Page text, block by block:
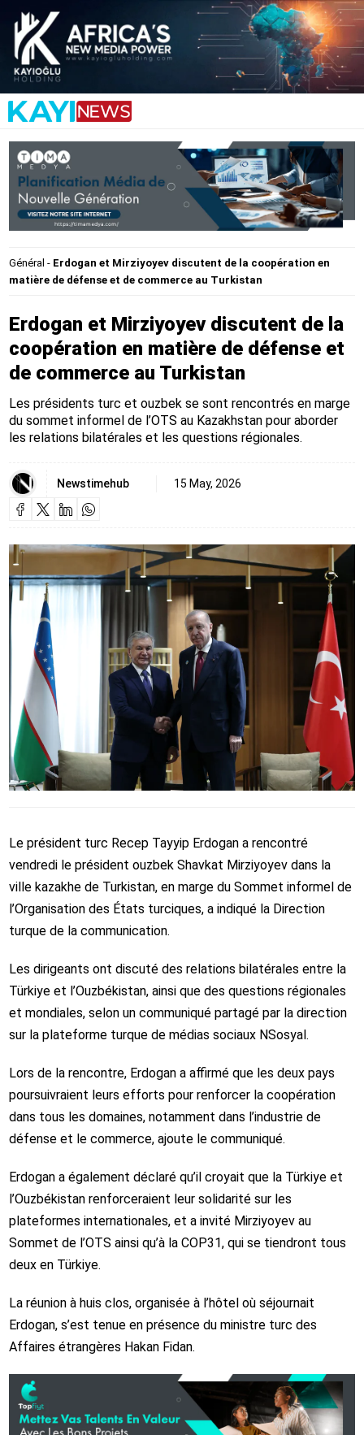
Général - Erdogan et Mirziyoyev discutent de la coopération en
matière de défense et de commerce au Turkistan
Erdogan et Mirziyoyev discutent de la
coopération en matière de défense et
de commerce au Turkistan
Les présidents turc et ouzbek se sont rencontrés en marge
du sommet informel de l’OTS au Kazakhstan pour aborder
les relations bilatérales et les questions régionales.
Newstimehub 15 May, 2026
Le président turc Recep Tayyip Erdogan a rencontré
vendredi le président ouzbek Shavkat Mirziyoyev dans la
ville kazakhe de Turkistan, en marge du Sommet informel de
l’Organisation des États turciques, a indiqué la Direction
turque de la communication.
Les dirigeants ont discuté des relations bilatérales entre la
Türkiye et l’Ouzbékistan, ainsi que des questions régionales
et mondiales, selon un communiqué partagé par la direction
sur la plateforme turque de médias sociaux NSosyal.
Lors de la rencontre, Erdogan a affirmé que les deux pays
poursuivraient leurs efforts pour renforcer la coopération
dans tous les domaines, notamment dans l’industrie de
défense et le commerce, ajoute le communiqué.
Erdogan a également déclaré qu’il croyait que la Türkiye et
l’Ouzbékistan renforceraient leur solidarité sur les
plateformes internationales, et a invité Mirziyoyev au
Sommet de l’OTS ainsi qu’à la COP31, qui se tiendront tous
deux en Türkiye.
La réunion à huis clos, organisée à l’hôtel où séjournait
Erdogan, s’est tenue en présence du ministre turc des
Affaires étrangères Hakan Fidan.